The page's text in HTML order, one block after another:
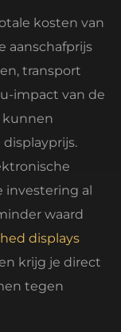
kosten van
aanschafprijs
transport
impact van de
kunnen
investering al
waard
displays
krijg je direct
tegen